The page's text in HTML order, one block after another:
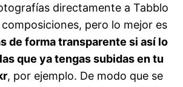
directamente a Tabblo
pero lo mejor es
de forma transparente si así lo
que ya tengas subidas en tu
, por ejemplo. De modo que se